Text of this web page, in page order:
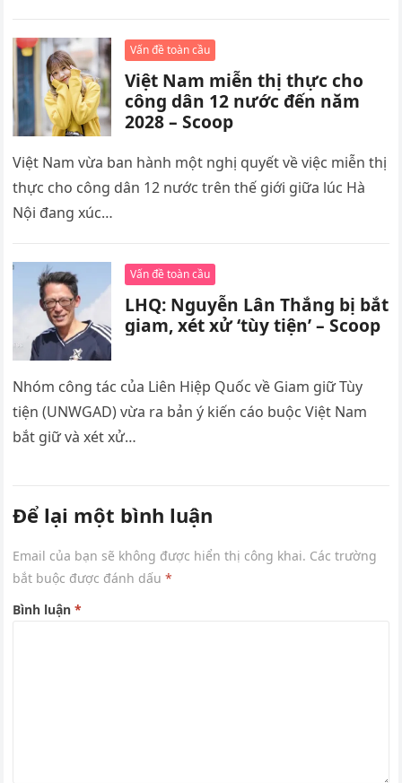
Vấn đề toàn cầu
Việt Nam miễn thị thực cho
công dân 12 nước đến năm
2028 – Scoop
Việt Nam vừa ban hành một nghị quyết về việc miễn thị
thực cho công dân 12 nước trên thế giới giữa lúc Hà
Nội đang xúc…
Vấn đề toàn cầu
LHQ: Nguyễn Lân Thắng bị bắt
giam, xét xử ‘tùy tiện’ – Scoop
Nhóm công tác của Liên Hiệp Quốc về Giam giữ Tùy
tiện (UNWGAD) vừa ra bản ý kiến cáo buộc Việt Nam
bắt giữ và xét xử…
Để lại một bình luận
Email của bạn sẽ không được hiển thị công khai. Các trường
bắt buộc được đánh dấu*
Bình luận*